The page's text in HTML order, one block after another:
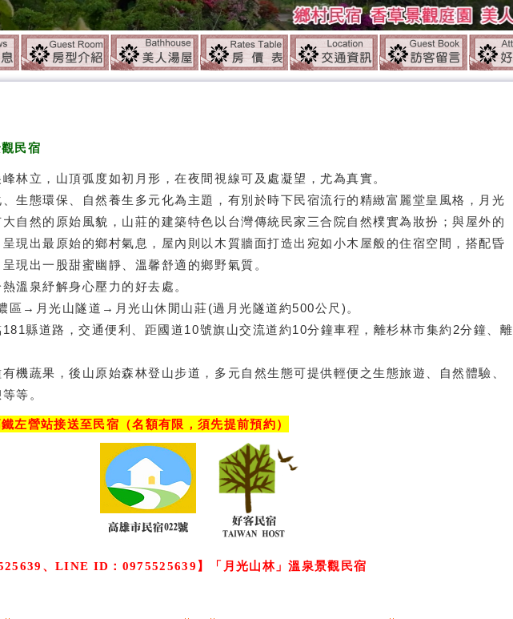
觀民宿
林立，山頂弧度如初月形，在夜間視線可及處凝望，尤為真實。
生態環保、自然養生多元化為主題，有別於時下民宿流行的精緻富麗堂皇風格，月光
自然的原始風貌，山莊的建築特色以台灣傳統民家三合院自然樸實為妝扮；與屋外的
現出最原始的鄉村氣息，屋內則以木質牆面打造出宛如小木屋般的住宿空間，搭配昏
現出一股甜蜜幽靜、溫馨舒適的鄉野氣質。
溫泉紓解身心壓力的好去處。
區→月光山隧道→月光山休閒山莊(過月光隧道約500公尺)。
181縣道路，交通便利、距國道10號旗山交流道約10分鐘車程，離杉林市集約2分鐘、離
機蔬果，後山原始森林登山步道，多元自然生態可提供輕便之生態旅遊、自然體驗、
等。
左營站接送至民宿（名額有限，須先提前預約）
、LINE ID：0975525639】 「 月光山林 」溫泉景觀民宿